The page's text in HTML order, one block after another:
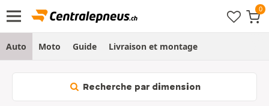
Auto Moto Guide Livraison et montage
Recherche par dimension